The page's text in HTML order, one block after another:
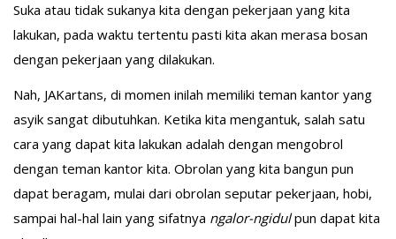
Suka atau tidak sukanya kita dengan pekerjaan yang kita
lakukan, pada waktu tertentu pasti kita akan merasa bosan
dengan pekerjaan yang dilakukan.
Nah, JAKartans, di momen inilah memiliki teman kantor yang
asyik sangat dibutuhkan. Ketika kita mengantuk, salah satu
cara yang dapat kita lakukan adalah dengan mengobrol
dengan teman kantor kita. Obrolan yang kita bangun pun
dapat beragam, mulai dari obrolan seputar pekerjaan, hobi,
sampai hal-hal lain yang sifatnya ngalor-ngidulpun dapat kita